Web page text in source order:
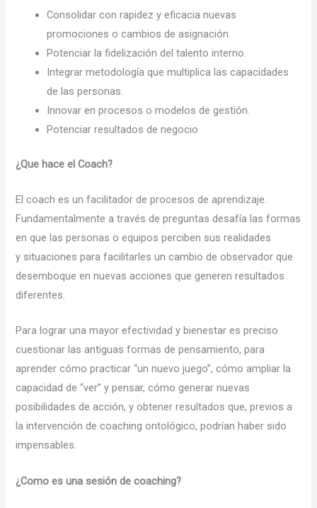
Consolidar con rapidez y eficacia nuevas
promociones o cambios de asignación.
Potenciar la fidelización del talento interno.
Integrar metodología que multiplica las capacidades
de las personas.
Innovar en procesos o modelos de gestión.
Potenciar resultados de negocio
¿Que hace el Coach?
El coach es un facilitador de procesos de aprendizaje.
Fundamentalmente a través de preguntas desafía las formas
en que las personas o equipos perciben sus realidades
y situaciones para facilitarles un cambio de observador que
desemboque en nuevas acciones que generen resultados
diferentes.
Para lograr una mayor efectividad y bienestar es preciso
cuestionar las antiguas formas de pensamiento, para
aprender cómo practicar “un nuevo juego”, cómo ampliar la
capacidad de “ver” y pensar, cómo generar nuevas
posibilidades de acción, y obtener resultados que, previos a
la intervención de coaching ontológico, podrían haber sido
impensables.
¿Como es una sesión de coaching?